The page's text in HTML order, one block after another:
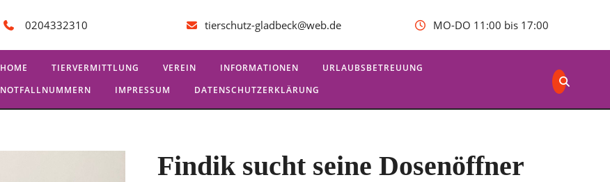
0204332310 tierschutz-gladbeck@web.de MO-DO 11:00 bis 17:00
HOME TIERVERMITTLUNG VEREIN INFORMATIONEN
URLAUBSBETREUUNG
NOTFALLNUMMERN
IMPRESSUM DATENSCHUTZERKLÄRUNG
Findik sucht seine Dosenöffner